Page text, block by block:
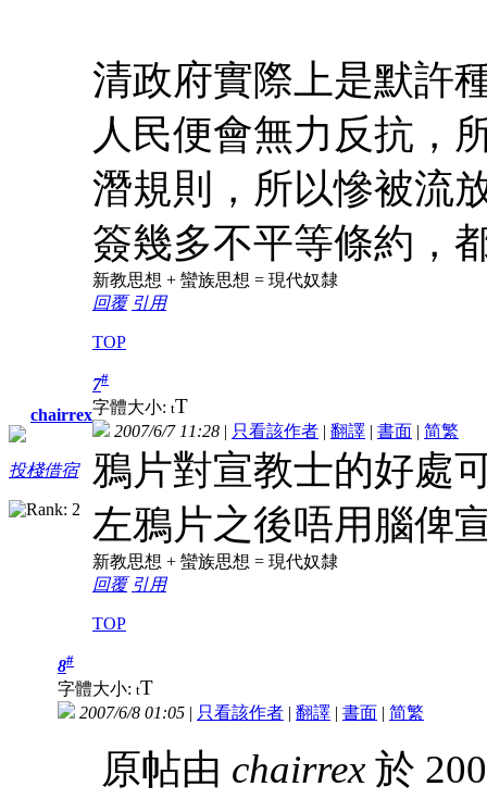
清政府實際上是默許
人民便會無力反抗，
潛規則，所以慘被流
簽幾多不平等條約，
新教思想 + 蠻族思想 = 現代奴隸
回覆 引用
TOP
chairrex
投棧借宿
7#
字體大小: tT
2007/6/7 11:28 | 只看該作者 | 翻譯 | 書面 | 简繁
鴉片對宣教士的好處
左鴉片之後唔用腦俾
新教思想 + 蠻族思想 = 現代奴隸
回覆 引用
TOP
8#
字體大小: tT
2007/6/8 01:05 | 只看該作者 | 翻譯 | 書面 | 简繁
原帖由 chairrex 於